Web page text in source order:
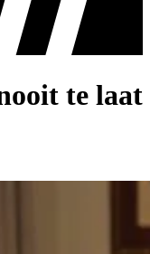
te laat